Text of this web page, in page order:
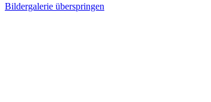
Bildergalerie überspringen